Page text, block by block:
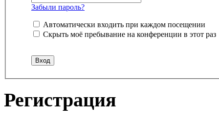
Забыли пароль?
Автоматически входить при каждом посещении
Скрыть моё пребывание на конференции в этот раз
Регистрация